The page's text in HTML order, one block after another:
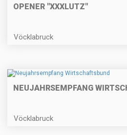
OPENER "XXXLUTZ"
Vöcklabruck
NEUJAHRSEMPFANG
Vöcklabruck